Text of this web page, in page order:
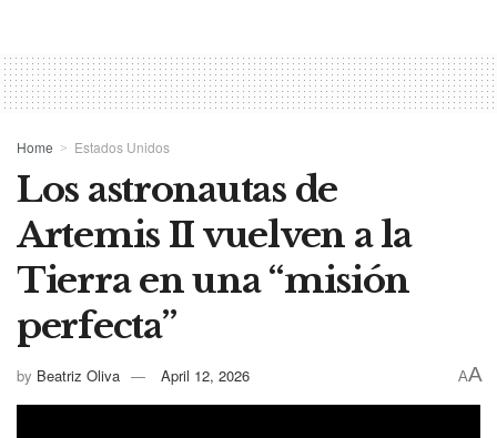
Home Estados Unidos
Los astronautas de
Artemis II vuelven a la
Tierra en una “misión
perfecta”
by Beatriz Oliva April 12, 2026 AA